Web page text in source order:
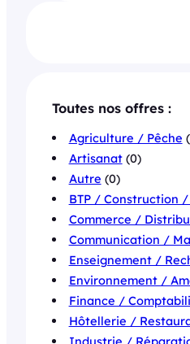
Toutes nos offres :
Agriculture / Pêche
Artisanat(0)
Autre (0)
BTP / Construction
Commerce /
Communication /
Enseignement /
Environnement /
Finance /
Hôtellerie /